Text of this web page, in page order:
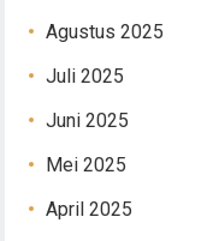
Agustus 2025
Juli 2025
Juni 2025
Mei 2025
April 2025